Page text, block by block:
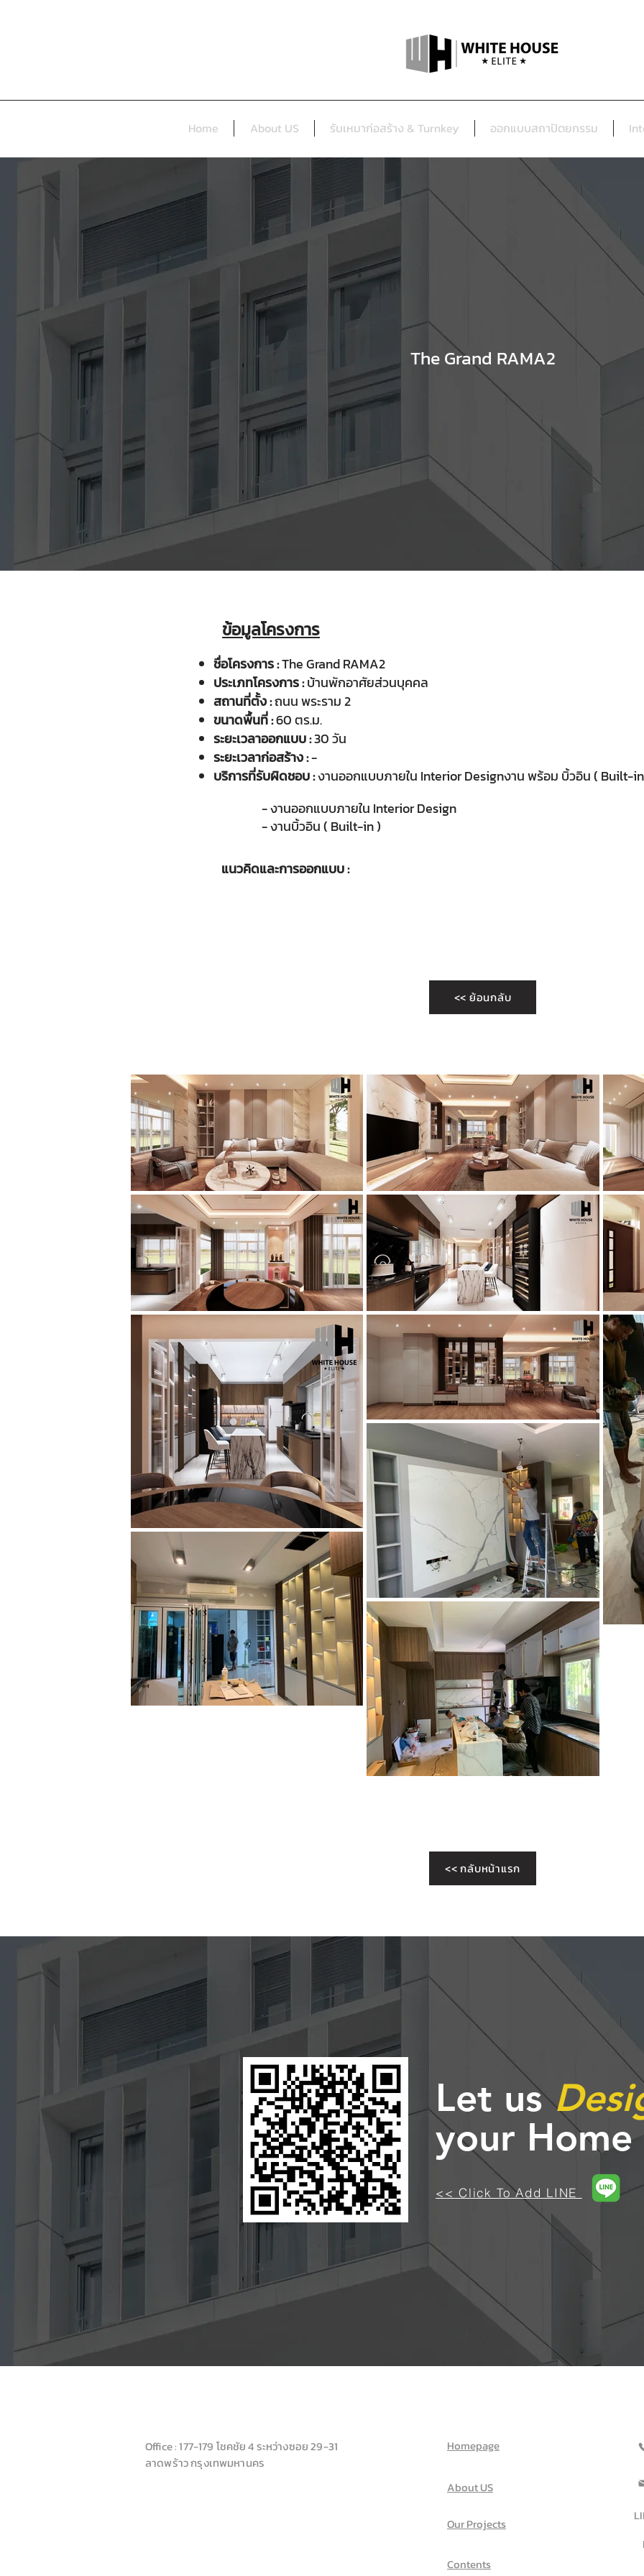
Home About US รับเหมาก่อสร้าง & Turnkey ออกแบบสถาปัตยกรรม
The Grand RAMA2
ข้อมูลโครงการ
ชื่อโครงการ :The Grand RAMA2
ประเภทโครงการ :บ้านพักอาศัยส่วนบุคคล
สถานที่ตั้ง :ถนน พระราม 2
ขนาดพื้นที่ :60 ตร.ม.
ระยะเวลาออกแบบ :30 วัน
ระยะเวลาก่อสร้าง :-
บริการที่รับผิดชอบ :งานออกแบบภายใน Interior Designงาน พร้อม บิ้วอิน ( Built-
​- งานออกแบบภายใน Interior Design
​- งานบิ้วอิน ( Built-in )
แนวคิดและการออกแบบ :
<< ย้อนกลับ
<< กลับหน้าแรก
Let us
your Home
<< Click To Add LINE
Office : 177-179 โชคชัย 4 ระหว่างซอย 29-31
ลาดพร้าว กรุงเทพมหานคร
About US
Homepage
Contents
Our Projects